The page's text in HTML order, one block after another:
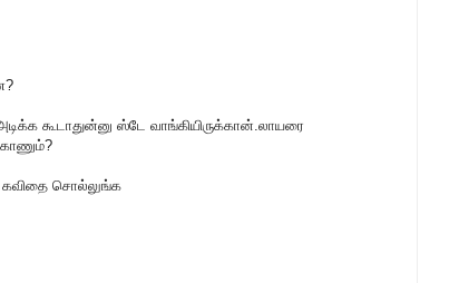
கூடாதுன்னு ஸ்டே வாங்கியிருக்கான்.லாயரை
கவிதை சொல்லுங்க